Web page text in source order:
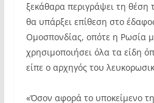
ξεκάθαρα περιγράψει τη θέση
θα υπάρξει επίθεση στο
Ομοσπονδίας, οπότε η Ρωσία
χρησιμοποιήσει όλα τα είδη
είπε ο αρχηγός του
«Όσον αφορά το υποκείμενο